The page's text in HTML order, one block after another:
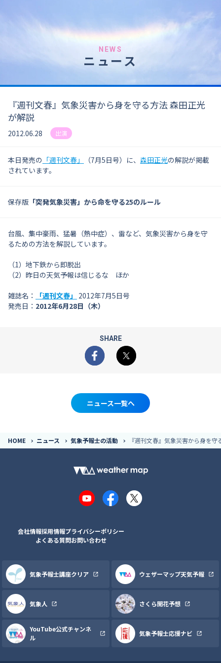
NEWS
ニュース
『週刊文春』気象災害から身を守る方法 森田正光
が解説
2012.06.28 出演
本日発売の 「週刊文春」 （7月5日号）に、 森田正光の解説が掲載
されています。
保存版 「突発気象災害」から命を守る25のルール
台風、集中豪雨、猛暑（熱中症）、雷など、気象災害から身を守
るための方法を解説しています。
（1）地下鉄から即脱出
（2）昨日の天気予報は信じるな ほか
雑誌名： 「週刊文春」
2012年7月5日号
発売日： 2012年6月28日（木）
SHARE
Facebook
X
ニュース一覧へ
HOME ニュース 気象予報士の活動 『週刊文春』気象災害から身を
YouTubeFacebook
X
会社情報採用情報プライバシーポリシー
よくある質問お問い合わせ
気象予報士講座クリア ウェザーマップ天気予報
気象人 さくら開花予想
YouTube公式チャンネ
ル
気象予報士応援ナビ